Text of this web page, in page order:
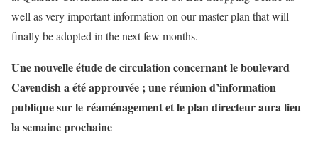
well as very important information on our master plan that will
finally be adopted in the next few months.
Une nouvelle étude de circulation concernant le boulevard
Cavendish a été approuvée ; une réunion d’information
publique sur le réaménagement et le plan directeur aura lieu
la semaine prochaine